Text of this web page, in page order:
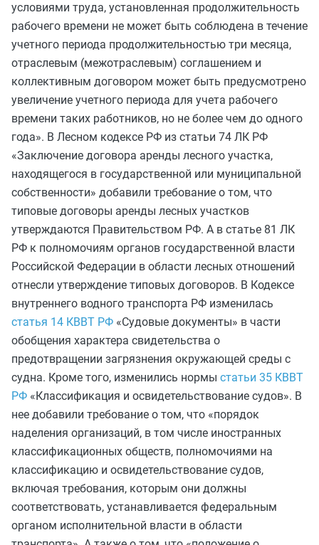
условиями труда, установленная продолжительность
рабочего времени не может быть соблюдена в течение
учетного периода продолжительностью три месяца,
отраслевым (межотраслевым) соглашением и
коллективным договором может быть предусмотрено
увеличение учетного периода для учета рабочего
времени таких работников, но не более чем до одного
года». В Лесном кодексе РФ из статьи 74 ЛК РФ
«Заключение договора аренды лесного участка,
находящегося в государственной или муниципальной
собственности» добавили требование о том, что
типовые договоры аренды лесных участков
утверждаются Правительством РФ. А в статье 81 ЛК
РФ к полномочиям органов государственной власти
Российской Федерации в области лесных отношений
отнесли утверждение типовых договоров. В Кодексе
внутреннего водного транспорта РФ изменилась
статья 14 КВВТ РФ «Судовые документы» в части
обобщения характера свидетельства о
предотвращении загрязнения окружающей среды с
судна. Кроме того, изменились нормы статьи 35 КВВТ
РФ «Классификация и освидетельствование судов». В
нее добавили требование о том, что «порядок
наделения организаций, в том числе иностранных
классификационных обществ, полномочиями на
классификацию и освидетельствование судов,
включая требования, которым они должны
соответствовать, устанавливается федеральным
органом исполнительной власти в области